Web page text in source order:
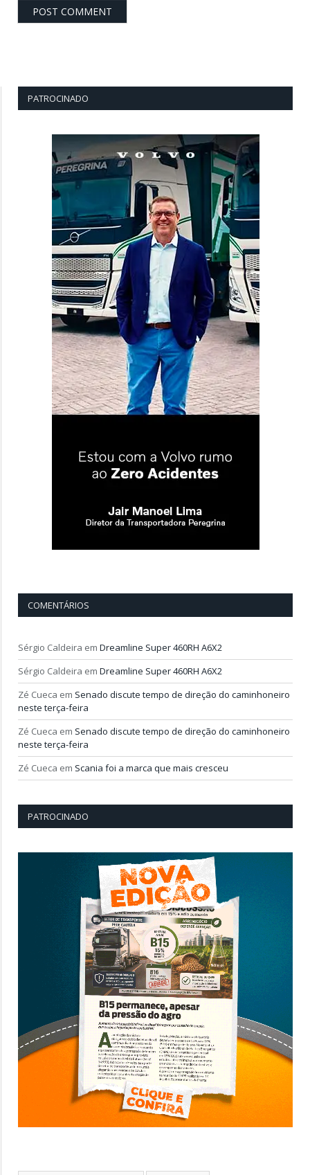
PATROCINADO
COMENTÁRIOS
Sérgio Caldeira em Dreamline Super 460RH A6X2
Sérgio Caldeira em Dreamline Super 460RH A6X2
Zé Cueca em Senado discute tempo de direção do caminhoneiro
neste terça-feira
Zé Cueca em Senado discute tempo de direção do caminhoneiro
neste terça-feira
Zé Cueca em Scania foi a marca que mais cresceu
PATROCINADO